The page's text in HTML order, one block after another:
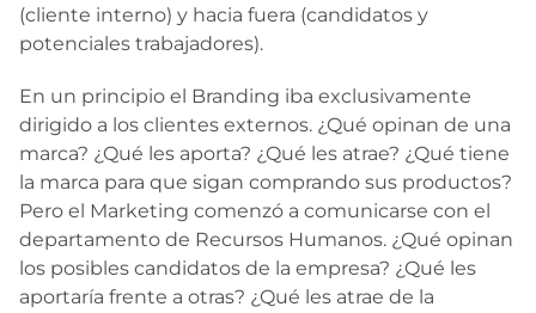
(cliente interno) y hacia fuera (candidatos y
potenciales trabajadores).
En un principio el Branding iba exclusivamente
dirigido a los clientes externos. ¿Qué opinan de una
marca? ¿Qué les aporta? ¿Qué les atrae? ¿Qué tiene
la marca para que sigan comprando sus productos?
Pero el Marketing comenzó a comunicarse con el
departamento de Recursos Humanos. ¿Qué opinan
los posibles candidatos de la empresa? ¿Qué les
aportaría frente a otras? ¿Qué les atrae de la